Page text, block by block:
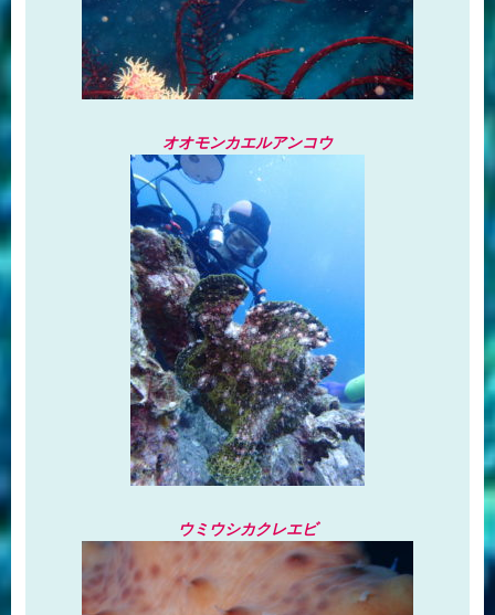
オオモンカエルアンコウ
ウミウシカクレエビ